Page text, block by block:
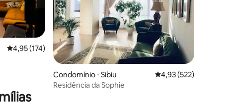
4,95 de uma avaliação média de 5, 174 avaliações
4,95 (174)
Condomínio ⋅ Sibiu 4,93 de uma avaliação
4,93 (522)
Residência da Sophie